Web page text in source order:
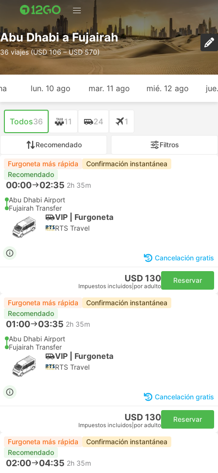
Abu Dhabi a Fujairah
36 viajes (USD 106 – USD 570)
lun. 10 ago mar. 11 ago mié. 12 ago
Todos36 11 24 1
Recomendado Filtros
Furgoneta más rápida
Confirmación instantánea
Recomendado
00:00 02:35 2h 35m
Abu Dhabi Airport
Fujairah Transfer
VIP | Furgoneta
RTS Travel
Cancelación gratis
USD 130
Impuestos incluidos por adulto
Reservar
Furgoneta más rápida
Confirmación instantánea
Recomendado
01:00 03:35 2h 35m
Abu Dhabi Airport
Fujairah Transfer
VIP | Furgoneta
RTS Travel
Cancelación gratis
USD 130
Impuestos incluidos por adulto
Reservar
Furgoneta más rápida
Confirmación instantánea
Recomendado
02:00 04:35 2h 35m